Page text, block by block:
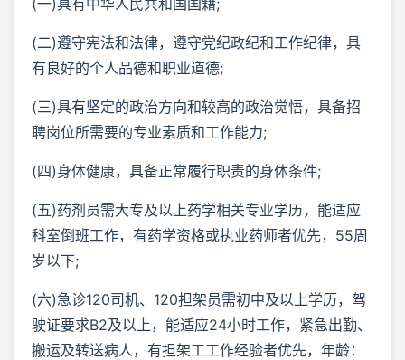
(二)遵守宪法和法律，遵守党纪政纪和工作纪律，具
有良好的个人品德和职业道德;
(三)具有坚定的政治方向和较高的政治觉悟，具备招
聘岗位所需要的专业素质和工作能力;
(四)身体健康，具备正常履行职责的身体条件;
(五)药剂员需大专及以上药学相关专业学历，能适应
科室倒班工作，有药学资格或执业药师者优先，55周
岁以下;
(六)急诊120司机、120担架员需初中及以上学历，驾
驶证要求B2及以上，能适应24小时工作，紧急出勤、
搬运及转送病人，有担架工工作经验者优先，年龄：